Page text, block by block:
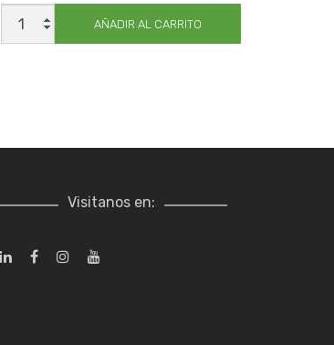
CALISUAR
EXPERT_GUIA
7
AÑADIR AL CARRITO
Visitanos en: